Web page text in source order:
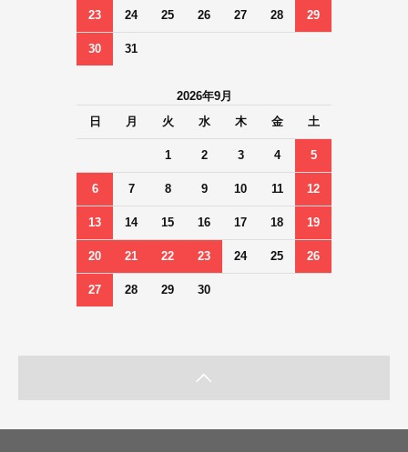
23 24 25 26 27 28 29
30 31
2026年9月
日
月 火 水 木 金 土
1 2 3 4 5
6 7 8 9 10 11 12
13 14 15 16 17 18 19
20 21 22 23 24 25 26
27 28 29 30